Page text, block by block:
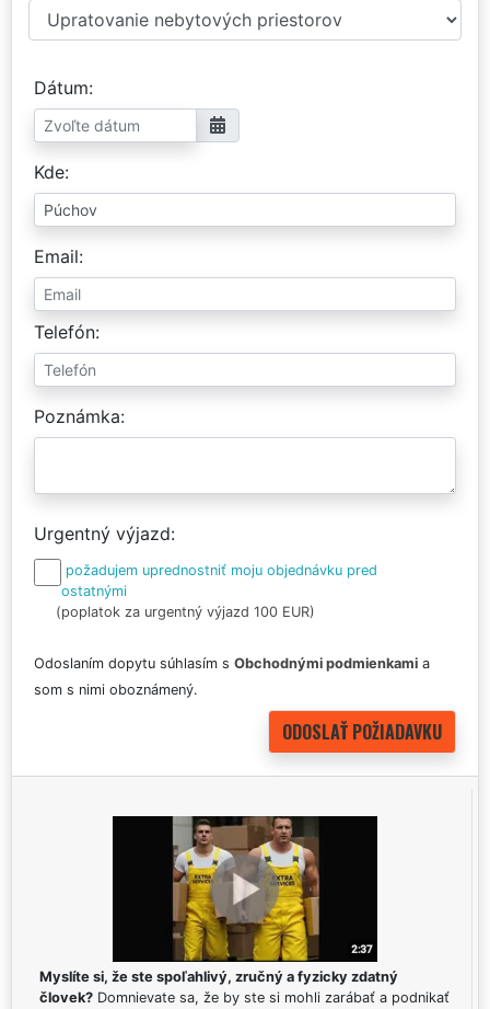
Dátum
Kde
Email
Telefón
Poznámka
Urgentný výjazd
požadujem uprednostniť moju objednávku pred
ostatnými
(poplatok za urgentný výjazd 100 EUR)
Odoslaním dopytu súhlasím s Obchodnými podmienkami a
som s nimi oboznámený.
Myslíte si, že ste spoľahlivý, zručný a fyzicky zdatný
človek? Domnievate sa, že by ste si mohli zarábať a podnikať